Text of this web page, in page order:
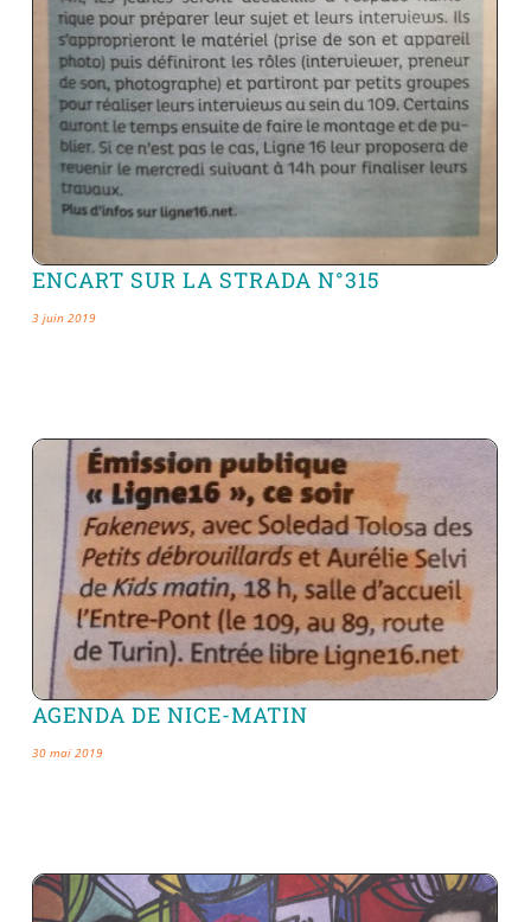
ENCART SUR LA STRADA N°315
3 juin 2019
AGENDA DE NICE-MATIN
30 mai 2019